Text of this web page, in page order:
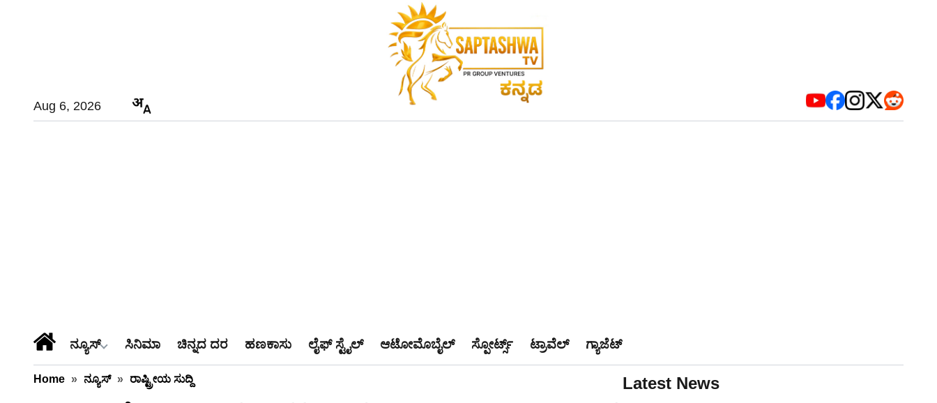
Aug 6, 2026
ನ್ಯೂಸ್ ಸಿನಿಮಾ ಚಿನ್ನದ ದರ ಹಣಕಾಸು ಲೈಫ್ ಸ್ಟೈಲ್ ಆಟೋಮೊಬೈಲ್ ಸ್ಪೋರ್ಟ್ಸ್ ಟ್ರಾವೆಲ್ ಗ್ಯಾಜೆಟ್
Home » ನ್ಯೂಸ್ » ರಾಷ್ಟ್ರೀಯ ಸುದ್ದಿ Latest News